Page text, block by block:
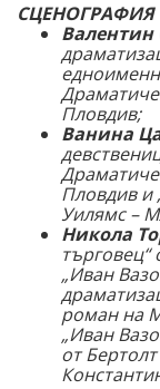
СЦЕНОГРАФИЯ
Валентин
Пловдив;
Ванина
Пловдив и
Уилямс –
Никола
„Иван
роман на
„Иван
от